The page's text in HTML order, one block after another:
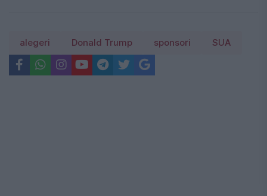
alegeri Donald Trump sponsori SUA